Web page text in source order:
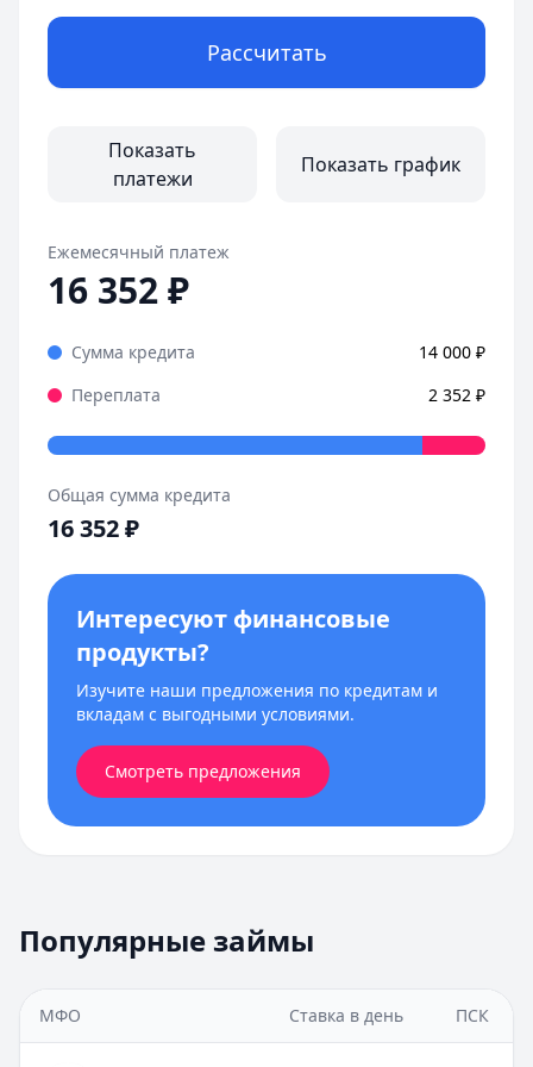
Рассчитать
Показать
платежи
Показать график
Ежемесячный платеж
16 352₽
Сумма кредита 14 000 ₽
Переплата
2 352 ₽
Общая сумма кредита
16 352₽
Интересуют финансовые
продукты?
Изучите наши предложения по кредитам и
вкладам с выгодными условиями.
Смотреть предложения
Популярные займы
МФО Ставка в день ПСК